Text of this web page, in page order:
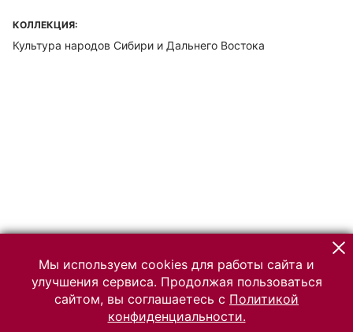
КОЛЛЕКЦИЯ:
Культура народов Сибири и Дальнего Востока
Мы используем cookies для работы сайта и
улучшения сервиса. Продолжая пользоваться
сайтом, вы соглашаетесь с Политикой
конфиденциальности.